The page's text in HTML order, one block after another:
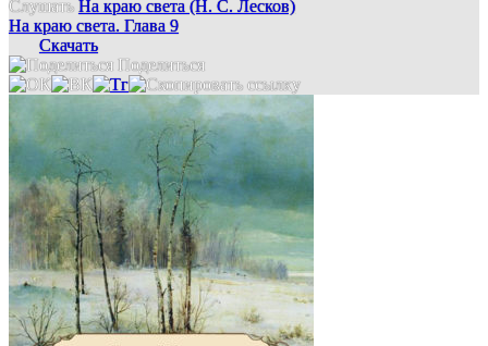
Слушать На краю света (Н. С. Лесков)
На краю света. Глава 9
Скачать
Поделиться